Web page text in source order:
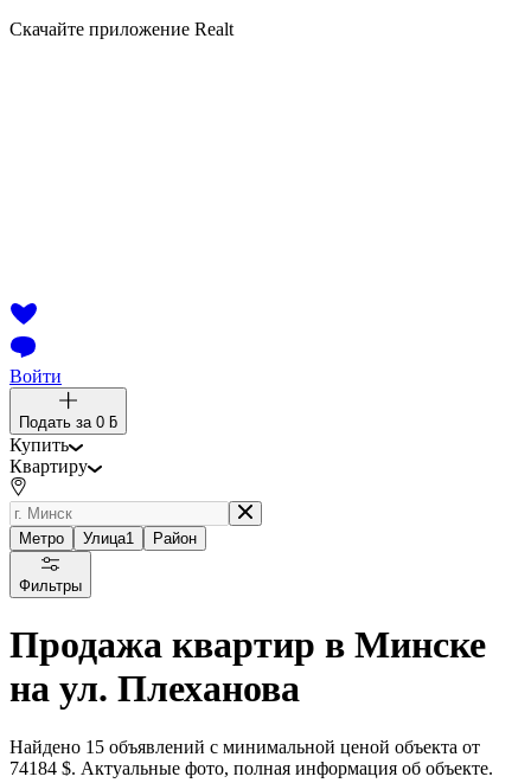
Скачайте приложение Realt
Войти
Подать за 0 ƃ
Купить
Квартиру
Метро Улица1 Район
Фильтры
Продажа квартир в Минске
на ул. Плеханова
Найдено 15 объявлений с минимальной ценой объекта от
74184 $. Актуальные фото, полная информация об объекте.